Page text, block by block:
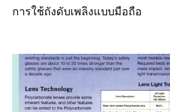
การใช้ถังดับเพลิงแบบมือถือ